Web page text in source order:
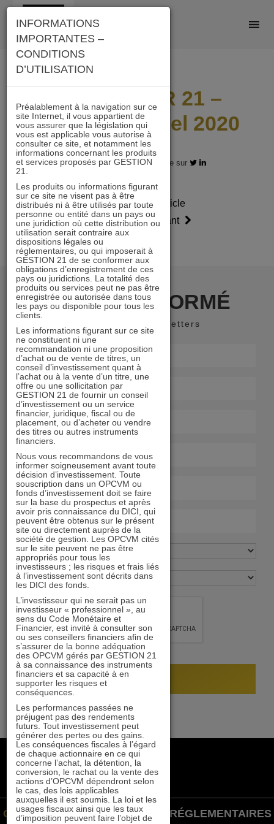
Skip
content
IMMOBILIER 21 –
Rapport annuel 2020
31.12.2020 - Partagez l'article sur
Article
précédent
Article
suivant
RESTER INFORMÉ
Recevoir nos newsletters
+33 1 84 79 90 24
gestion21@gestion21.fr
8 rue Volney, 75002 Paris
GESTION 21 ©INFORMATIONS RÉGLEMENTAIRES
INFORMATIONS
IMPORTANTES –
CONDITIONS
D’UTILISATION
Préalablement à la navigation sur ce
site Internet, il vous appartient de
vous assurer que la législation qui
vous est applicable vous autorise à
consulter ce site, et notamment les
informations concernant les produits
et services proposés par GESTION
21.
Les produits ou informations figurant
sur ce site ne visent pas à être
distribués ni à être utilisés par toute
personne ou entité dans un pays ou
une juridiction où cette distribution ou
utilisation serait contraire aux
dispositions légales ou
réglementaires, ou qui imposerait à
GESTION 21 de se conformer aux
obligations d’enregistrement de ces
pays ou juridictions. La totalité des
produits ou services peut ne pas être
enregistrée ou autorisée dans tous
les pays ou disponible pour tous les
clients.
Les informations figurant sur ce site
ne constituent ni une
recommandation ni une proposition
d’achat ou de vente de titres, un
conseil d’investissement quant à
l’achat ou à la vente d’un titre, une
offre ou une sollicitation par
GESTION 21 de fournir un conseil
d’investissement ou un service
financier, juridique, fiscal ou de
placement, ou d’acheter ou vendre
des titres ou autres instruments
financiers.
Nous vous recommandons de vous
informer soigneusement avant toute
décision d’investissement. Toute
souscription dans un OPCVM ou
fonds d’investissement doit se faire
sur la base du prospectus et après
avoir pris connaissance du DICI, qui
peuvent être obtenus sur le présent
site ou directement auprès de la
société de gestion. Les OPCVM cités
sur le site peuvent ne pas être
appropriés pour tous les
investisseurs ; les risques et frais liés
à l’investissement sont décrits dans
les DICI des fonds.
L’investisseur qui ne serait pas un
investisseur « professionnel », au
sens du Code Monétaire et
Financier, est invité à consulter son
ou ses conseillers financiers afin de
s’assurer de la bonne adéquation
des OPCVM gérés par GESTION 21
à sa connaissance des instruments
financiers et sa capacité à en
supporter les risques et
conséquences.
Les performances passées ne
préjugent pas des rendements
futurs. Tout investissement peut
générer des pertes ou des gains.
Les conséquences fiscales à l’égard
de chaque actionnaire en ce qui
concerne l’achat, la détention, la
conversion, le rachat ou la vente des
actions d’OPCVM dépendront selon
le cas, des lois applicables
auxquelles il est soumis. La loi et les
usages fiscaux ainsi que les taux
d’imposition peuvent faire l’objet de